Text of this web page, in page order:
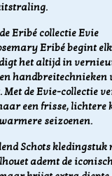
Eribé collectie Evie
Eribé begint
het altijd in
en
Met de Evie-collectie
een frisse,
seizoenen.
Schots kledingstuk
ademt de